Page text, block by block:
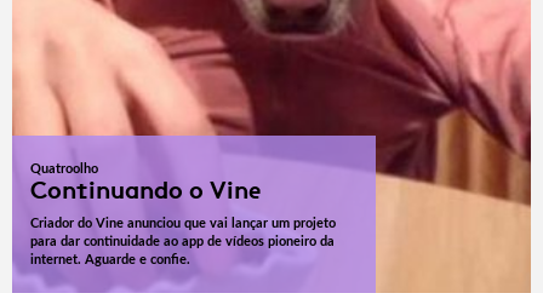
Quatroolho
Continuando o Vine
Criador do Vine anunciou que vai lançar um projeto
para dar continuidade ao app de vídeos pioneiro da
internet. Aguarde e confie.